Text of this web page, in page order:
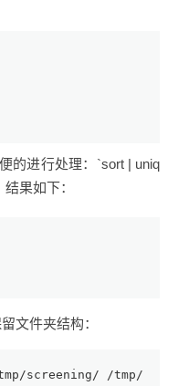
的进行处理：`sort | uniq
果如下：
文件夹结构：
screening/ /tmp/ --